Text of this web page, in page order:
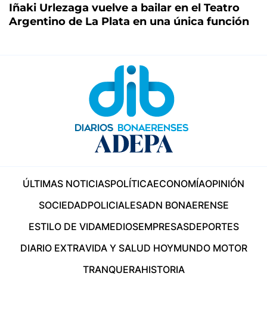
Iñaki Urlezaga vuelve a bailar en el Teatro
Argentino de La Plata en una única función
ÚLTIMAS NOTICIASPOLÍTICAECONOMÍAOPINIÓN
SOCIEDADPOLICIALESADN BONAERENSE
ESTILO DE VIDAMEDIOSEMPRESASDEPORTES
DIARIO EXTRAVIDA Y SALUD HOYMUNDO MOTOR
TRANQUERAHISTORIA